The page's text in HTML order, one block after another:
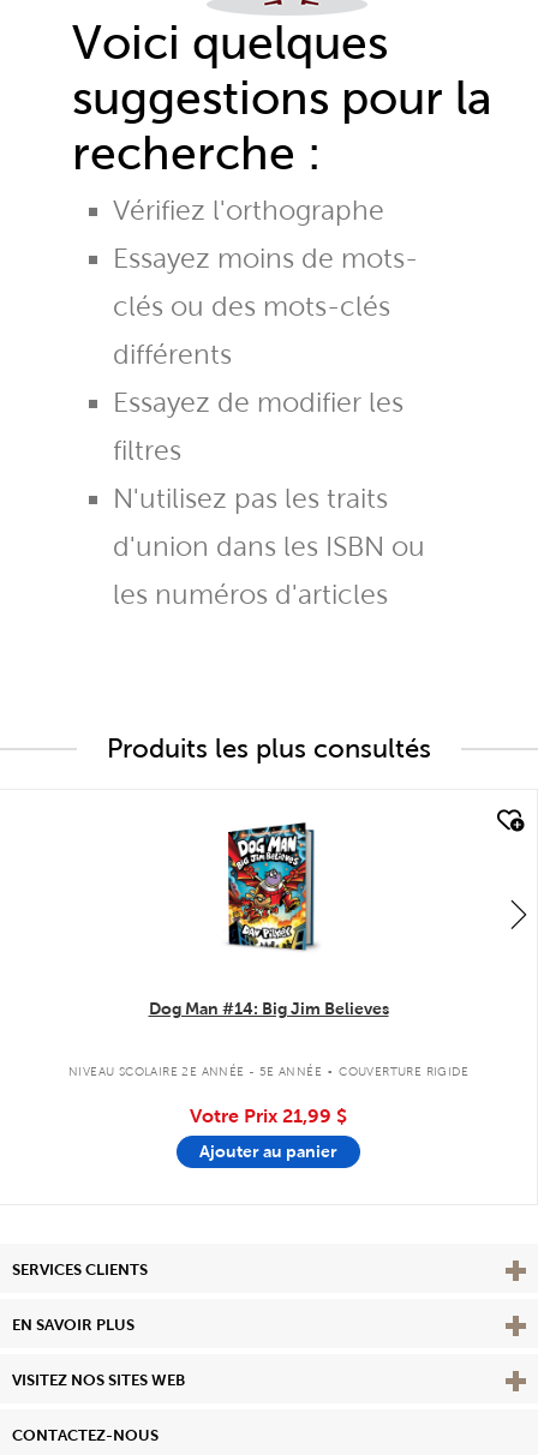
Voici quelques
suggestions pour la
recherche :
Vérifiez l'orthographe
Essayez moins de mots-
clés ou des mots-clés
différents
Essayez de modifier les
filtres
N'utilisez pas les traits
d'union dans les ISBN ou
les numéros d'articles
Produits les plus consultés
Dog Man #14: Big Jim Believes
NIVEAU SCOLAIRE 2E ANNÉE - 5E ANNÉE . COUVERTURE RIGIDE
Votre Prix 21,99 $
Ajouter au panier
SERVICES CLIENTS
EN SAVOIR PLUS View
VISITEZ NOS SITES WEB
CONTACTEZ-NOUS